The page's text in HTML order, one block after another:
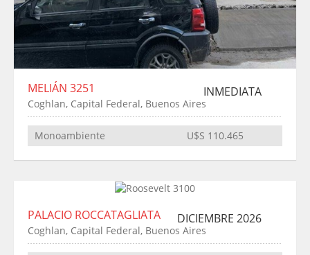
MELIÁN 3251 INMEDIATA
Coghlan, Capital Federal, Buenos Aires
Monoambiente U$S 110.465
PALACIO ROCCATAGLIATA DICIEMBRE 2026
Coghlan, Capital Federal, Buenos Aires